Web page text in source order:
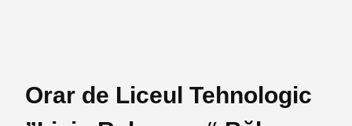
Orar de Liceul Tehnologic